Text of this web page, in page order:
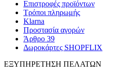
Επιστροφές προϊόντων
Τρόποι πληρωμής
Klarna
Προστασία αγορών
Άρθρο 39
Δωροκάρτες SHOPFLIX
ΕΞΥΠΗΡΕΤΗΣΗ ΠΕΛΑΤΩΝ